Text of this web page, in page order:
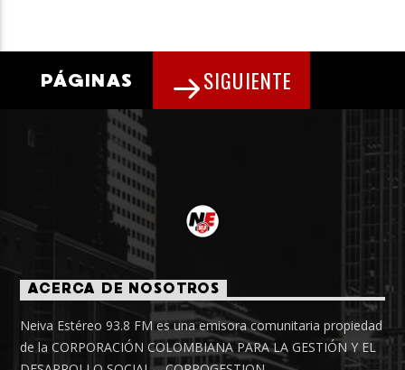
PÁGINAS SIGUIENTE
ACERCA DE NOSOTROS
Neiva Estéreo 93.8 FM es una emisora comunitaria propiedad
de la CORPORACIÓN COLOMBIANA PARA LA GESTIÓN Y EL